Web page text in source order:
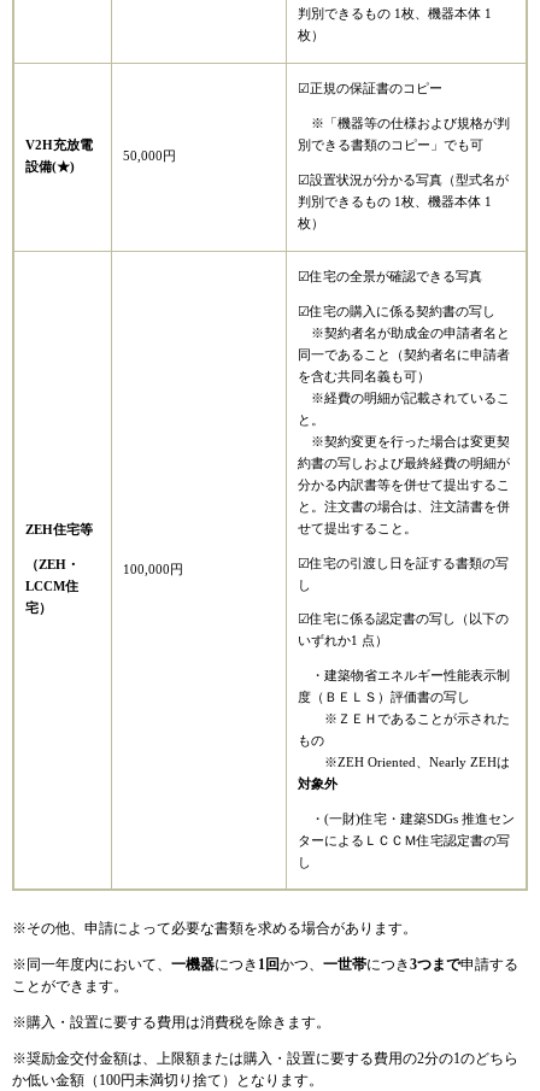
判別できるもの 1枚、機器本体 1
枚）
V2H充放電
設備(★)
50,000円
☑正規の保証書のコピー
※「機器等の仕様および規格が判
別できる書類のコピー」でも可
☑設置状況が分かる写真（型式名が
判別できるもの 1枚、機器本体 1
枚）
ZEH住宅等
（ZEH・
LCCM住
宅）
100,000円
☑住宅の全景が確認できる写真
☑住宅の購入に係る契約書の写し
※契約者名が助成金の申請者名と
同一であること（契約者名に申請者
を含む共同名義も可）
※経費の明細が記載されているこ
と。
※契約変更を行った場合は変更契
約書の写しおよび最終経費の明細が
分かる内訳書等を併せて提出するこ
と。注文書の場合は、注文請書を併
せて提出すること。
☑住宅の引渡し日を証する書類の写
し
☑住宅に係る認定書の写し（以下の
いずれか1 点）
・建築物省エネルギー性能表示制
度（ＢＥＬＳ）評価書の写し
※ＺＥＨであることが示された
もの
※ZEH Oriented、Nearly ZEHは
対象外
・(一財)住宅・建築SDGs 推進セン
ターによるＬＣＣＭ住宅認定書の写
し
※その他、申請によって必要な書類を求める場合があります。
※同一年度内において、 一機器につき 1回かつ、 一世帯につき3つまで申請する
ことができます。
※購入・設置に要する費用は消費税を除きます。
※奨励金交付金額は、上限額または購入・設置に要する費用の2分の1のどちら
か低い金額（100円未満切り捨て）となります。